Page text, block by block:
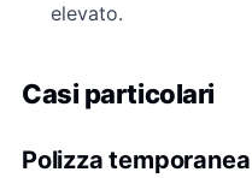
elevato.
Casi particolari
Polizza